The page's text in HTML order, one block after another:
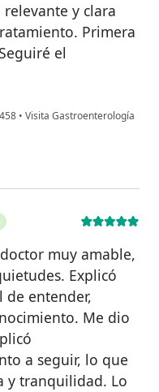
y clara
Primera
el
• Visita Gastroenterología
muy amable,
Explicó
de entender,
Me dio
a seguir, lo que
y tranquilidad. Lo